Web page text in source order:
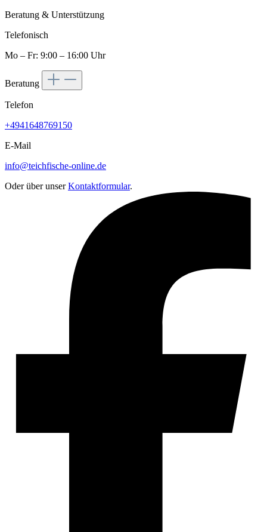
Beratung & Unterstützung
Telefonisch
Mo – Fr: 9:00 – 16:00 Uhr
Beratung
Telefon
+4941648769150
E-Mail
info@teichfische-online.de
Oder über unserKontaktformular.